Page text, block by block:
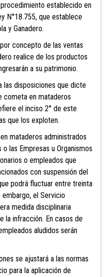
establecido en
N°18.755, que establece
y Ganadero.
concepto de las ventas
realice de los productos
a su patrimonio.
disposiciones que dicte
cometa en mataderos
el inciso 2° de este
que los exploten.
mataderos administrados
las Empresas u Organismos
o empleados que
con suspensión del
podrá fluctuar entre treinta
el Servicio
medida disciplinaria
la infracción. En casos de
aludidos serán
se ajustará a las normas
para la aplicación de